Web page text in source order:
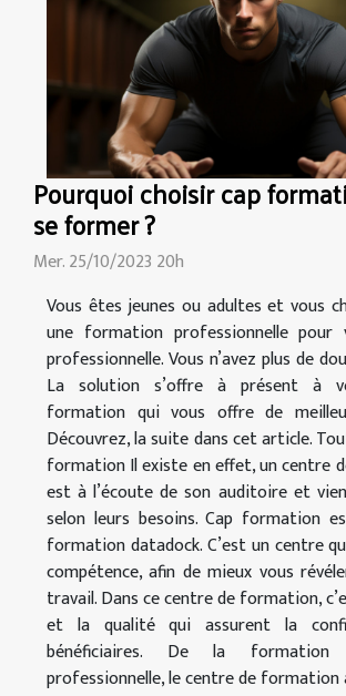
Pourquoi choisir cap
se former ?
Mer. 25/10/2023 20h
Vous êtes jeunes ou adultes et vous
une formation professionnelle
professionnelle. Vous n’avez plus de
La solution s’offre à présent à
formation qui vous offre de
Découvrez, la suite dans cet article.
formation Il existe en effet, un centre
est à l’écoute de son auditoire et
selon leurs besoins. Cap formation
formation datadock. C’est un centre
compétence, afin de mieux vous
travail. Dans ce centre de formation,
et la qualité qui assurent la
bénéficiaires. De la formation
professionnelle, le centre de formation